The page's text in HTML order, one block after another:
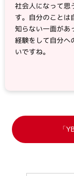
社会人になって思
す。自分のことは
知らない一面があ
経験をして自分へ
いですね。
「